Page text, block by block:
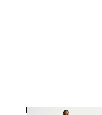
Hosen & Tights